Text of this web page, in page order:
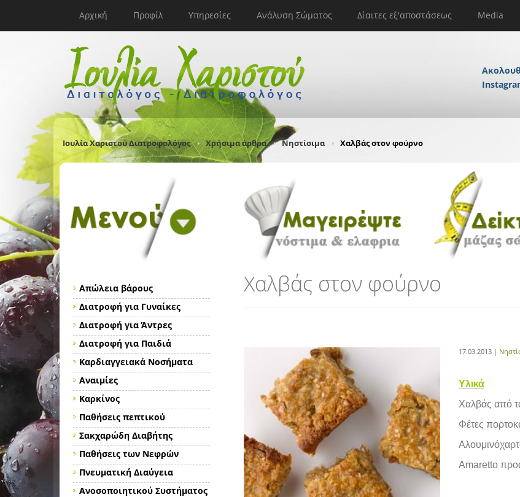
Αρχική Προφίλ Υπηρεσίες Ανάλυση Σώματος Δίαιτες εξ'αποστάσεως Media
Ιουλία Χαριστού Διατροφολόγος Χρήσιμα άρθρα Νηστίσιμα Χαλβάς στον φούρνο
Χαλβάς στον φούρνο
17.03.2013 |
Υλικά
Χαλβάς από
Φέτες
Amaretto
Απώλεια βάρους
Διατροφή για Γυναίκες
Διατροφή για Άντρες
Διατροφή για Παιδιά
Καρδιαγγειακά Νοσήματα
Αναιμίες
Καρκίνος
Παθήσεις πεπτικού
Σακχαρώδη Διαβήτης
Παθήσεις των Νεφρών
Πνευματική Διαύγεια
Ανοσοποιητικού Συστήματος